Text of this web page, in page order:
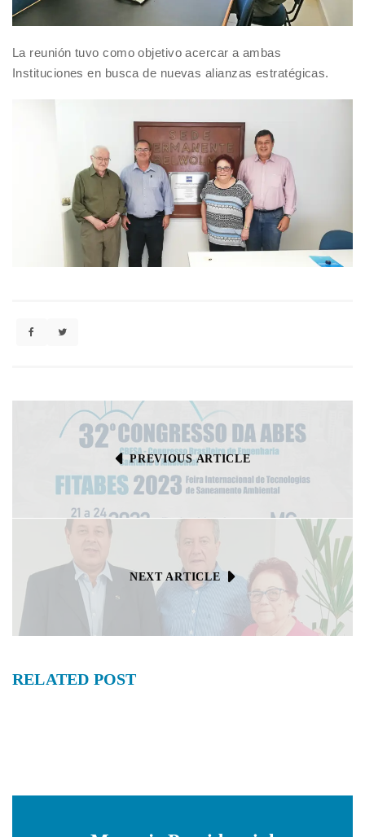
La reunión tuvo como objetivo acercar a ambas
Instituciones en busca de nuevas alianzas estratégicas.
PREVIOUS ARTICLE
NEXT ARTICLE
RELATED POST